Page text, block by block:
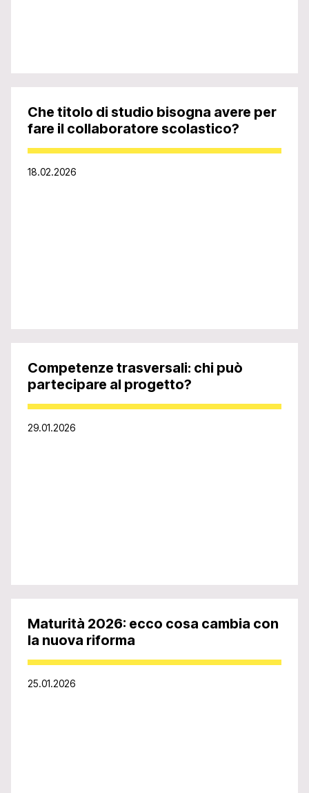
Che titolo di studio bisogna avere per
fare il collaboratore scolastico?
18.02.2026
Competenze trasversali: chi può
partecipare al progetto?
29.01.2026
Maturità 2026: ecco cosa cambia con
la nuova riforma
25.01.2026